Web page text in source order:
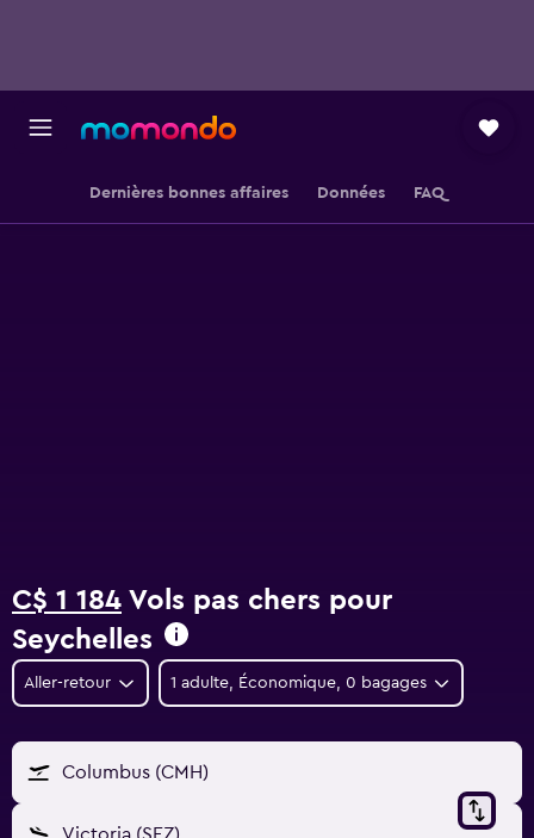
Dernières bonnes affaires Données FAQ
C$ 1 184 Vols pas chers pour
Seychelles
Aller-retour 1 adulte, Économique, 0 bagages
Columbus (CMH)